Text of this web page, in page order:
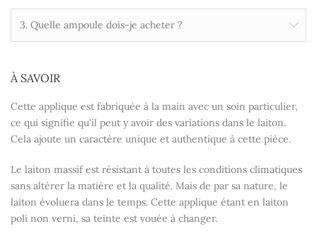
3. Quelle ampoule dois-je acheter ?
À SAVOIR
Cette applique est fabriquée à la main avec un soin particulier,
ce qui signifie qu'il peut y avoir des variations dans le laiton.
Cela ajoute un caractère unique et authentique à cette pièce.
Le laiton massif est résistant à toutes les conditions climatiques
sans altérer la matière et la qualité. Mais de par sa nature, le
laiton évoluera dans le temps. Cette applique étant en laiton
poli non verni, sa teinte est vouée à changer.